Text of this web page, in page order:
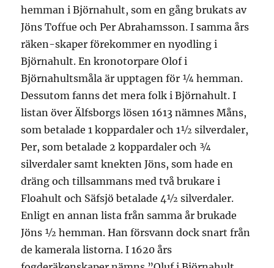
hemman i Björnahult, som en gång brukats av
Jöns Toffue och Per Abrahamsson. I samma års
räken-skaper förekommer en nyodling i
Björnahult. En kronotorpare Olof i
Björnahultsmåla är upptagen för ¼ hemman.
Dessutom fanns det mera folk i Björnahult. I
listan över Älfsborgs lösen 1613 nämnes Måns,
som betalade 1 koppardaler och 1½ silverdaler,
Per, som betalade 2 koppardaler och ¾
silverdaler samt knekten Jöns, som hade en
dräng och tillsammans med två brukare i
Floahult och Säfsjö betalade 4½ silverdaler.
Enligt en annan lista från samma år brukade
Jöns ½ hemman. Han försvann dock snart från
de kamerala listorna. I 1620 års